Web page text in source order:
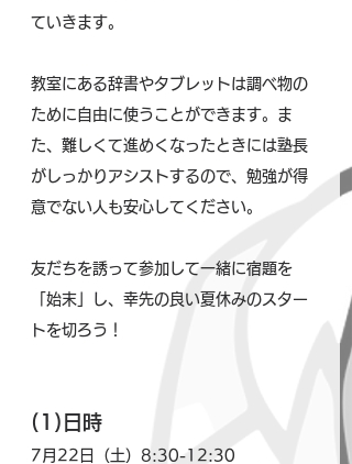
ていきます。
教室にある辞書やタブレットは調べ物の
ために自由に使うことができます。ま
た、難しくて進めくなったときには塾長
がしっかりアシストするので、勉強が得
意でない人も安心してください。
友だちを誘って参加して一緒に宿題を
「始末」し、幸先の良い夏休みのスター
トを切ろう！
(1)日時
7月22日（土）8:30-12:30